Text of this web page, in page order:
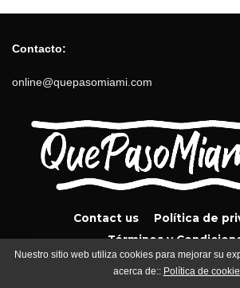
Contacto:
online@quepasomiami.com
Contact us
Política de
Términos y
Nuestro sitio web utiliza cookies para mejorar su
acerca de:: Política de